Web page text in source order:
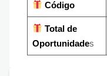
Código
Total de
Oportunidades